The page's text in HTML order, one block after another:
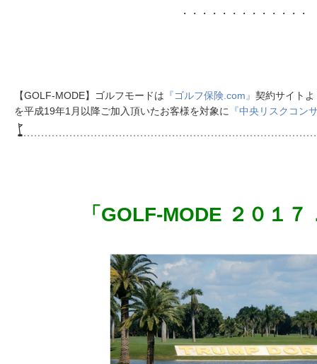
・・・・・・・・・・・・・
【GOLF-MODE】ゴルフモードは 『ゴルフ保険.com』 契約サイト
を平成19年1月以降ご加入頂いたお客様を対象に 『中央リスクコン
「GOLF-MODE ２０１７